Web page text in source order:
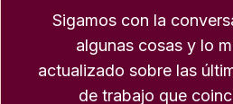
Sigamos con la
algunas cosas y lo
actualizado sobre las
de trabajo que